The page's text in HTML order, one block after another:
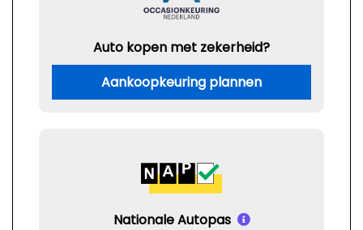
Auto kopen met zekerheid?
Aankoopkeuring plannen
Nationale Autopas